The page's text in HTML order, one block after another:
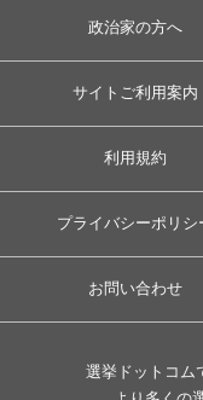
政治家の方へ
サイトご利用案内
利用規約
プライバシーポリシ
お問い合わせ
選挙ドットコム